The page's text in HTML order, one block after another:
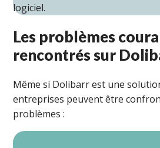
logiciel.
Les problèmes
rencontrés sur
Même si Dolibarr est une
entreprises peuvent être
problèmes :